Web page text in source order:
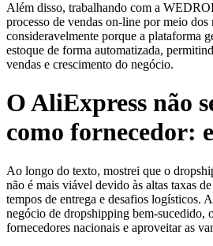
Além disso, trabalhando com a
processo de vendas on-line por meio dos
consideravelmente porque a plataforma
estoque de forma automatizada,
vendas e crescimento do negócio.
O AliExpress não
como fornecedor:
Ao longo do texto, mostrei que o
não é mais viável devido às altas taxas
tempos de entrega e desafios logísticos.
negócio de dropshipping bem-sucedido,
fornecedores nacionais e aproveitar as